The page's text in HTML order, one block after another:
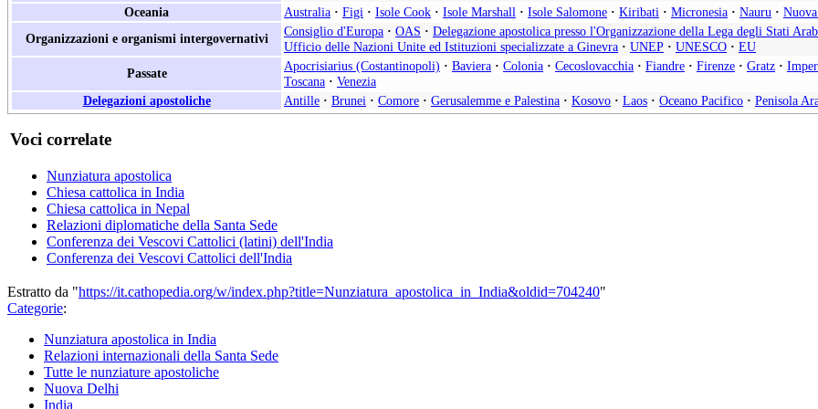
Oceania Australia · Figi · Isole Cook · Isole Marshall · Isole Salomone · Kiribati · Micronesia · Nauru ·
Organizzazioni e organismi intergovernativi
Consiglio d'Europa · OAS · Delegazione apostolica presso l'Organizzazione della Lega degli Stati
Ufficio delle Nazioni Unite ed Istituzioni specializzate a Ginevra · UNEP · UNESCO · EU
Passate
Apocrisiarius (Costantinopoli) · Baviera · Colonia · Cecoslovacchia · Fiandre · Firenze · Gratz ·
Toscana · Venezia
Delegazioni apostoliche
Antille · Brunei · Comore · Gerusalemme e Palestina · Kosovo · Laos · Oceano Pacifico · Penisola
Voci correlate
Nunziatura apostolica
Chiesa cattolica in India
Chiesa cattolica in Nepal
Relazioni diplomatiche della Santa Sede
Conferenza dei Vescovi Cattolici (latini) dell'India
Conferenza dei Vescovi Cattolici dell'India
Estratto da "https://it.cathopedia.org/w/index.php?title=Nunziatura_apostolica_in_India&oldid=704240"
Categorie:
Nunziatura apostolica in India
Relazioni internazionali della Santa Sede
Tutte le nunziature apostoliche
Nuova Delhi
India